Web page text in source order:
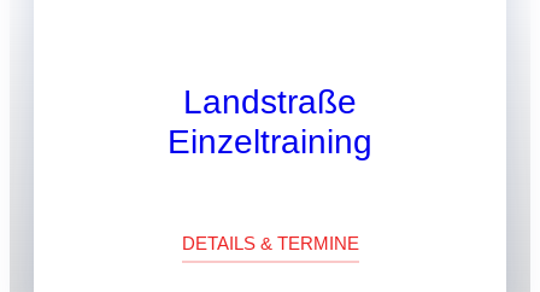
Landstraße
Einzeltraining
DETAILS & TERMINE